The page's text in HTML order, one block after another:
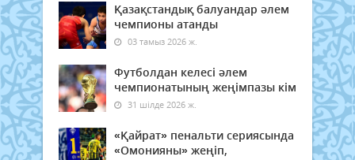
Қазақстандық балуандар әлем
чемпионы атанды
03 тамыз 2026 ж.
Футболдан келесі әлем
чемпионатының жеңімпазы кім
31 шілде 2026 ж.
«Қайрат» пенальти сериясында
«Омонияны» жеңіп,